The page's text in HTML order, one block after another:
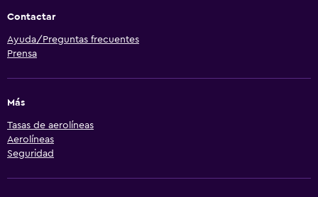
Contactar
Ayuda/Preguntas frecuentes
Prensa
Más
Tasas de aerolíneas
Aerolíneas
Seguridad